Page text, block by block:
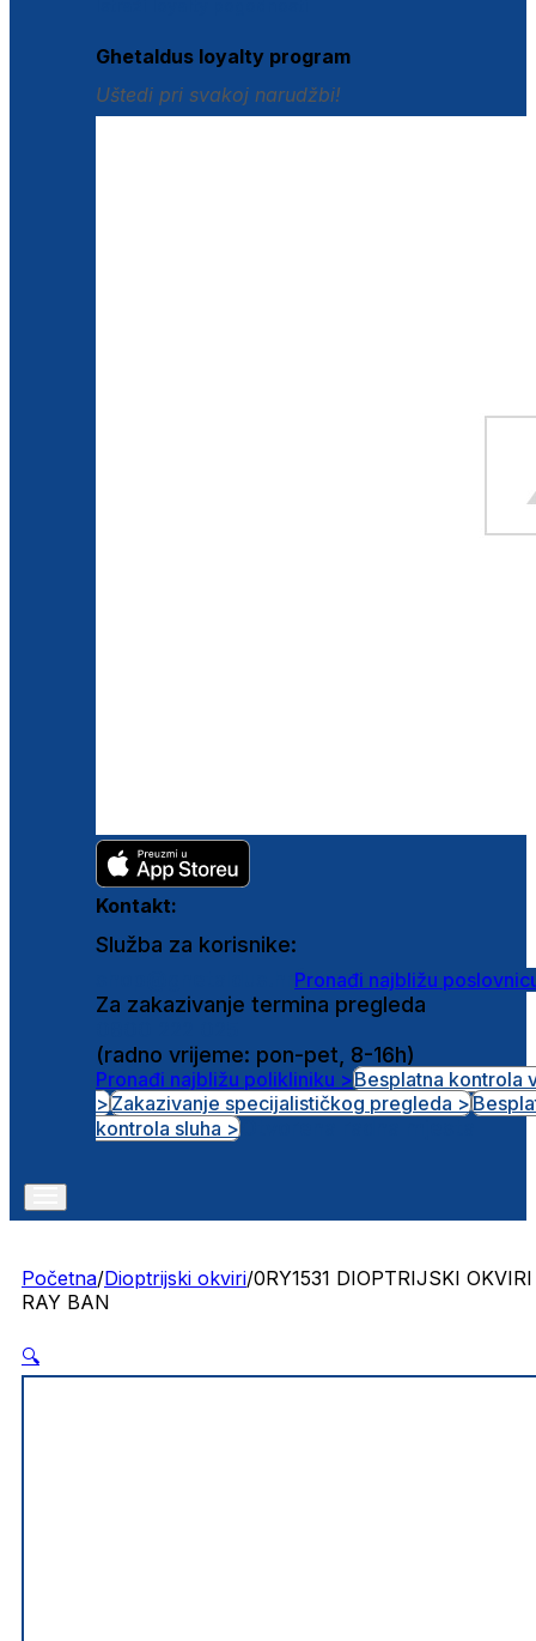
Ghetaldus loyalty program
Uštedi pri svakoj narudžbi!
Kontakt:
Služba za korisnike:
Pronađi najbližu
Za zakazivanje termina pregleda
(radno vrijeme: pon-pet, 8-16h)
Pronađi najbližu polikliniku >Besplatna kontrola
>Zakazivanje specijalističkog pregleda >
kontrola sluha >
Početna/Dioptrijski okviri/0RY1531 DIOPTRIJSKI OKVIRI
RAY BAN
🔍